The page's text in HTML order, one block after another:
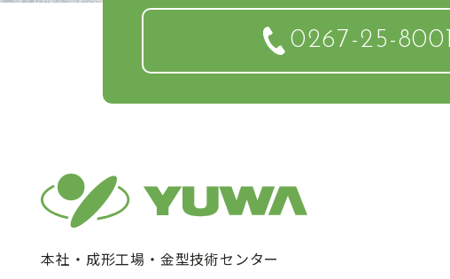
0267-25-8001
本社・成形工場・金型技術センター